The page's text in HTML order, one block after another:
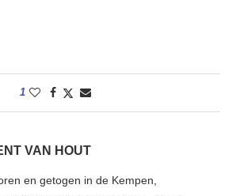
1
VAN HOUT
en getogen in de Kempen,